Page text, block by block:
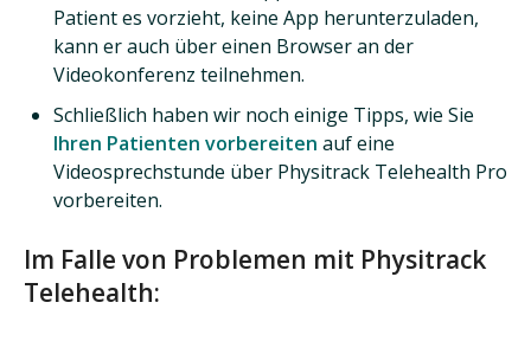
Patient es vorzieht, keine App herunterzuladen,
kann er auch über einen Browser an der
Videokonferenz teilnehmen.
Schließlich haben wir noch einige Tipps, wie Sie
Ihren Patienten vorbereiten auf eine
Videosprechstunde über Physitrack Telehealth Pro
vorbereiten.
Im Falle von Problemen mit Physitrack
Telehealth: